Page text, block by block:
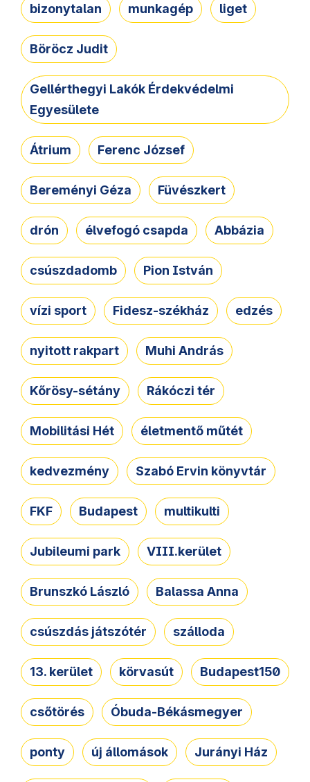
bizonytalan munkagép liget
Böröcz Judit
Gellérthegyi Lakók Érdekvédelmi
Egyesülete
Átrium Ferenc József
Bereményi Géza Füvészkert
drón élvefogó csapda Abbázia
csúszdadomb Pion István
vízi sport Fidesz-székház edzés
nyitott rakpart Muhi András
Kőrösy-sétány Rákóczi tér
Mobilitási Hét életmentő műtét
kedvezmény Szabó Ervin könyvtár
FKF Budapest multikulti
Jubileumi park VIII.kerület
Brunszkó László Balassa Anna
csúszdás játszótér szálloda
13. kerület körvasút Budapest150
csőtörés Óbuda-Békásmegyer
ponty új állomások Jurányi Ház